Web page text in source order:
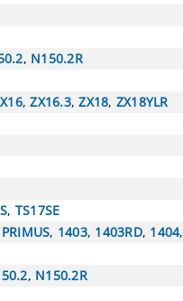
, N150.2R
,ZX16.3,ZX18, ZX18YLR
, TS17SE
, 1403, 1403RD, 1404,
, N150.2R